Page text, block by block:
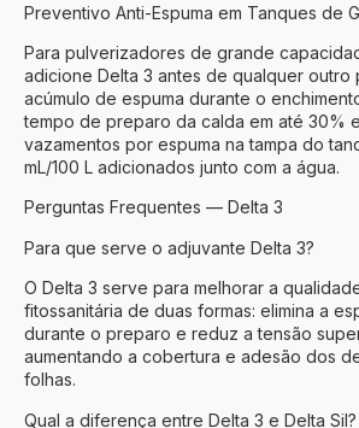
Preventivo Anti-Espuma em Tanques de
Para pulverizadores de grande
adicione Delta 3 antes de qualquer outro
acúmulo de espuma durante o
tempo de preparo da calda em até 30%
vazamentos por espuma na tampa do
mL/100 L adicionados junto com a água.
Perguntas Frequentes — Delta 3
Para que serve o adjuvante Delta 3?
O Delta 3 serve para melhorar a
fitossanitária de duas formas: elimina a
durante o preparo e reduz a tensão
aumentando a cobertura e adesão dos
folhas.
Qual a diferença entre Delta 3 e Delta Sil?